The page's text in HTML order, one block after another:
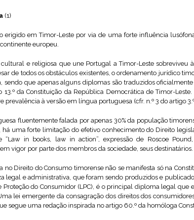
(1)
erigido em Timor-Leste por via de uma forte influência
europeu.
e religiosa que une Portugal a Timor-Leste sobreviveu
de todos os obstáculos existentes, o ordenamento jurídico
sendo que apenas alguns diplomas são traduzidos
13.º da Constituição da República Democrática de Timor-
prevalência à versão em língua portuguesa (cfr. n.º 3 do artigo
fluentemente falada por apenas 30% da população
há uma forte limitação do efetivo conhecimento do Direito
“Law in books, law in action”, expressão de Roscoe
vigor por parte dos membros da sociedade, seus destinatários.
no Direito do Consumo timorense não se manifesta só na
legal e administrativa, que foram sendo produzidos e
do Consumidor (LPC), é o principal diploma legal que
lei emergente da consagração dos direitos dos
segue uma redação inspirada no artigo 60.º da homóloga